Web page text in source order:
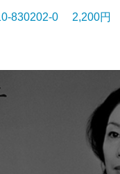
830202-0 2,200円